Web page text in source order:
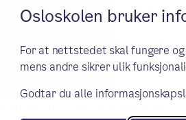
Osloskolen bruker
For at nettstedet skal fungere
mens andre sikrer ulik
Godtar du alle
for å lykkes med
utvidede klassemiljøet, og
og foresatte sammen kan
(pdf)
(ekstern lenke)
på Oslo kommunes